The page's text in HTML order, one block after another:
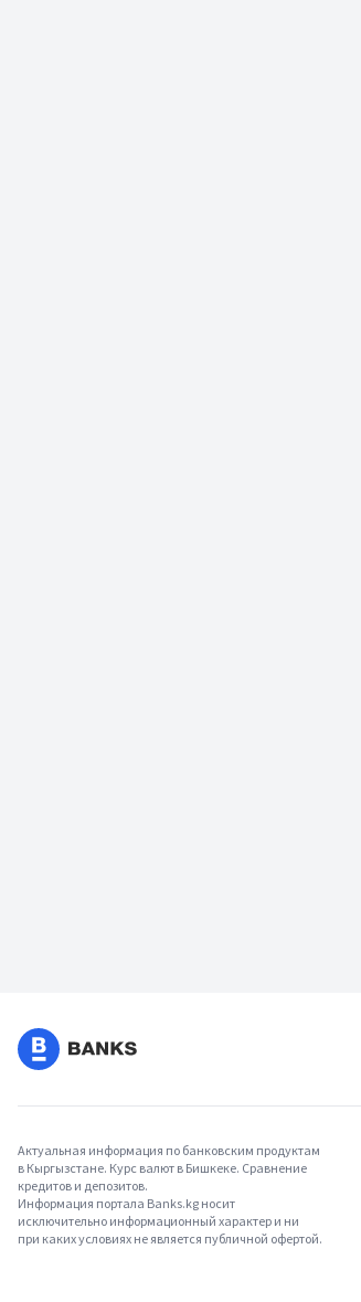
Актуальная информация по банковским продуктам
в Кыргызстане. Курс валют в Бишкеке. Сравнение
кредитов и депозитов.
Информация портала Banks.kg носит
исключительно информационный характер и ни
при каких условиях не является публичной офертой.